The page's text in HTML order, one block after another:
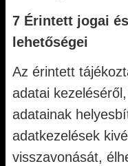
7 Érintett jogai
lehetőségei
Az érintett
adatai
adatainak
adatkezelések
visszavonását,